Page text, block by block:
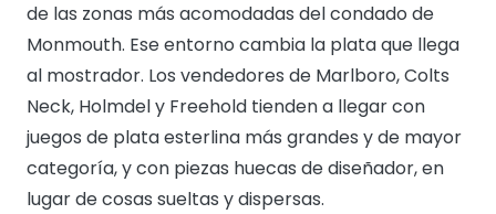
de las zonas más acomodadas del condado de
Monmouth. Ese entorno cambia la plata que llega
al mostrador. Los vendedores de Marlboro, Colts
Neck, Holmdel y Freehold tienden a llegar con
juegos de plata esterlina más grandes y de mayor
categoría, y con piezas huecas de diseñador, en
lugar de cosas sueltas y dispersas.